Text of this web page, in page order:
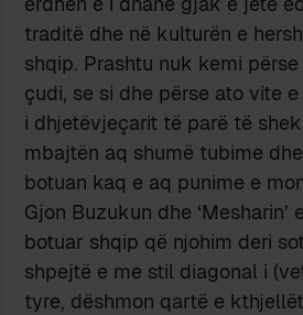
traditë dhe në kulturën e
shqip. Prashtu nuk kemi
çudi, se si dhe përse ato vite
i dhjetëvjeçarit të parë të
mbajtën aq shumë tubime
botuan kaq e aq punime e
Gjon Buzukun dhe
botuar shqip që njohim deri
shpejtë e me stil diagonal i
tyre, dëshmon qartë e